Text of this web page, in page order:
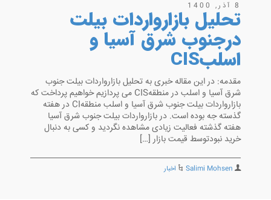
8 آذر, 1400
تحلیل بازارواردات بیلت
درجنوب شرق آسیا و
اسلبCIS
مقدمه: در این مقاله خبری به تحلیل بازارواردات بیلت جنوب
شرق آسیا و اسلب در منطقهCIS می پردازیم خواهیم پرداخت که
بازارواردات بیلت جنوب شرق آسیا و اسلب منطقهCI در هفته
گذسته جه بوده است. در بازارواردات بیلت جنوب شرق آسیا
هفته گذشته فعالیت زیادی مشاهده نگردید و کسی به دنبال
خرید نبودتوسط قیمت بازار […]
Salimi Mohsen اخبار